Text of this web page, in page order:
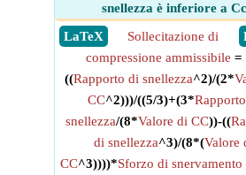
snellezza è inferiore a Cc
​ LaTeX
Sollecitazione di
compressione ammissibile =
((Rapporto di snellezza^2)/(2*
CC^2)))/((5/3)+(3*
snellezza/(8*Valore di CC))-((
di snellezza^3)/(8*(Valore
CC^3))))*Sforzo di